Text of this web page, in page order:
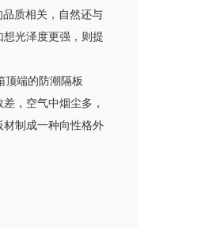
质相关，自然还与
光泽度更强，则提
顶端的防潮隔板
，空气中烟尘多，
制成一种向性格外